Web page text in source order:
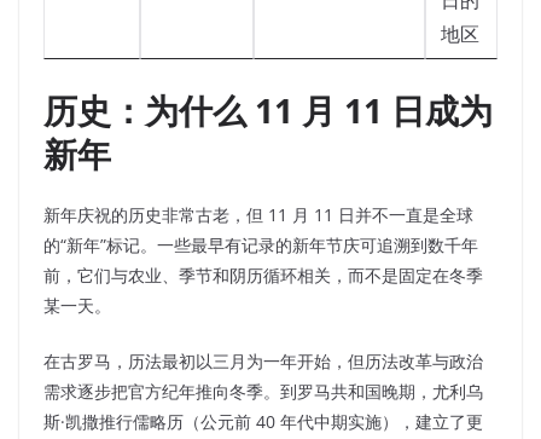
地区
历史：为什么 11 月 11 日成为
新年
新年庆祝的历史非常古老，但 11 月 11 日并不一直是全球
的“新年”标记。一些最早有记录的新年节庆可追溯到数千年
前，它们与农业、季节和阴历循环相关，而不是固定在冬季
某一天。
在古罗马，历法最初以三月为一年开始，但历法改革与政治
需求逐步把官方纪年推向冬季。到罗马共和国晚期，尤利乌
斯·凯撒推行儒略历（公元前 40 年代中期实施），建立了更